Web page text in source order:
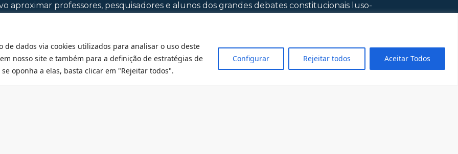
de dados via cookies utilizados para analisar o uso deste
nosso site e também para a definição de estratégias de
oponha a elas, basta clicar em "Rejeitar todos".
Configurar Rejeitar todos Aceitar Todos
aproximar professores, pesquisadores e alunos dos grandes debates constitucionais luso-
por meio de videoconferência. A cada encontro serão convidados professores e
comum dos dois países. Poderá haver a indicação prévia de textos para leitura. E-mail de